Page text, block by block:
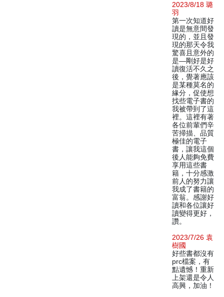
2023/8/18 璐
羽
第一次知道好
讀是無意間發
現的，並且發
現的那天令我
驚喜且意外的
是—剛好是好
讀復活不久之
後，覺著應該
是某種莫名的
緣分，促使想
找些電子書的
我被帶到了這
裡。這裡有著
各位前輩們辛
苦掃描、品質
極佳的電子
書，讓我這個
後人能夠免費
享用這些書
籍，十分感激
前人的努力讓
我成了書籍的
富翁。感謝好
讀和各位讓好
讀變得更好，
讚。
2023/7/26 袁
樹國
好些書都沒有
prc檔案，有
點遺憾！重新
上架還是令人
高興，加油！